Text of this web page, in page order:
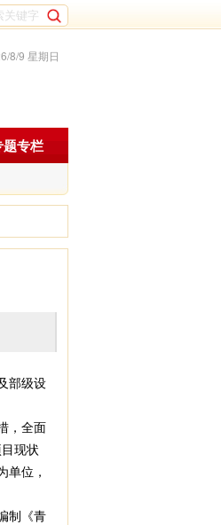
8/9 星期日
题专栏
部级设
，全面
现状
单位，
制《青